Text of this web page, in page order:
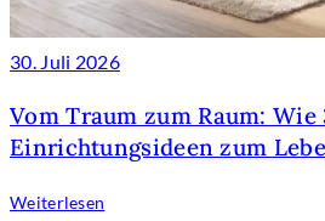
30. Juli 2026
Vom Traum zum Raum:
Einrichtungsideen zum
Weiterlesen